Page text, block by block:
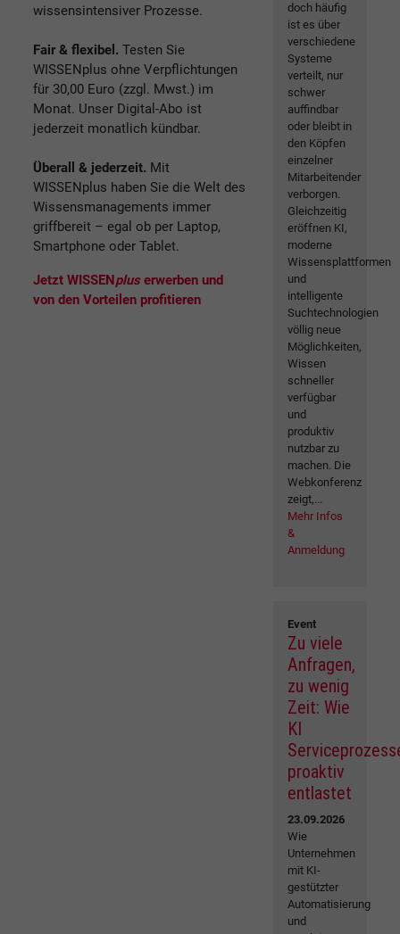
wissensintensiver Prozesse.
Fair & flexibel. Testen Sie
WISSENplus ohne Verpflichtungen
für 30,00 Euro (zzgl. Mwst.) im
Monat. Unser Digital-Abo ist
jederzeit monatlich kündbar.
Überall & jederzeit. Mit
WISSENplus haben Sie die Welt des
Wissensmanagements immer
griffbereit – egal ob per Laptop,
Smartphone oder Tablet.
Jetzt WISSENplus erwerben und
von den Vorteilen profitieren
doch häufig
ist es über
verschiedene
Systeme
verteilt, nur
schwer
auffindbar
oder bleibt in
den Köpfen
einzelner
Mitarbeitender
verborgen.
Gleichzeitig
eröffnen KI,
moderne
Wissensplattformen
und
intelligente
Suchtechnologien
völlig neue
Möglichkeiten,
Wissen
schneller
verfügbar
und
produktiv
nutzbar zu
machen. Die
Webkonferenz
zeigt,...
Mehr Infos
&
Anmeldung
Event
Zu viele
Anfragen,
zu wenig
Zeit: Wie
KI
proaktiv
entlastet
23.09.2026
Wie
Unternehmen
mit KI-
gestützter
Automatisierung
und